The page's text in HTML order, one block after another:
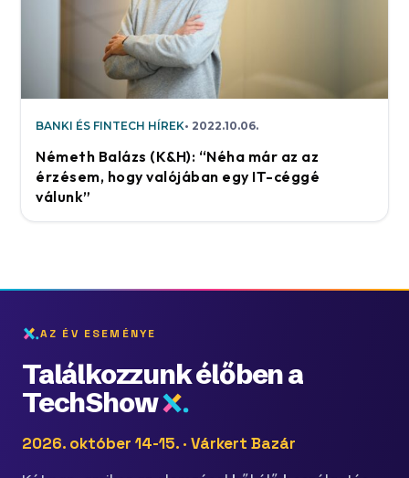
BANKI ÉS FINTECH HÍREK 2022.10.06.
Németh Balázs (K&H): “Néha már az az
érzésem, hogy valójában egy IT-céggé
válunk”
AZ ÉV ESEMÉNYE
Találkozzunk élőben a
TechShow
2026. október 14-15. · Várkert Bazár